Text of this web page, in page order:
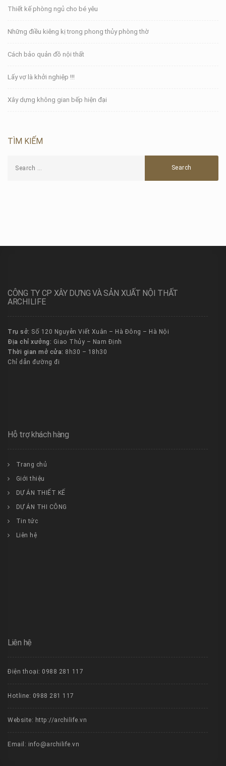
Thiết kế phòng ngủ cho bé yêu
Những điều kiêng kị trong phong thủy phòng thờ
Cách bảo quản đồ nội thất
Lấy vợ là khởi nghiệp !!!
Xây dựng không gian bếp hiện đại
TÌM KIẾM
CÔNG TY CP XÂY DỰNG VÀ SẢN XUẤT NỘI THẤT
ARCHILIFE
Trụ sở: Số 120 Nguyễn Viết Xuân – Hà Đông – Hà Nội
Địa chỉ xưởng: Giao Thủy – Nam Định
Thời gian mở cửa: 8h30 – 18h30
Chỉ dẫn đường đi
Hỗ trợ khách hàng
Trang chủ
Giới thiệu
DỰ ÁN THIẾT KẾ
DỰ ÁN THI CÔNG
Tin tức
Liên hệ
Liên hệ
Điện thoại: 0988 281 117
Hotline: 0988 281 117
Website: http://archilife.vn
Email: info@archilife.vn